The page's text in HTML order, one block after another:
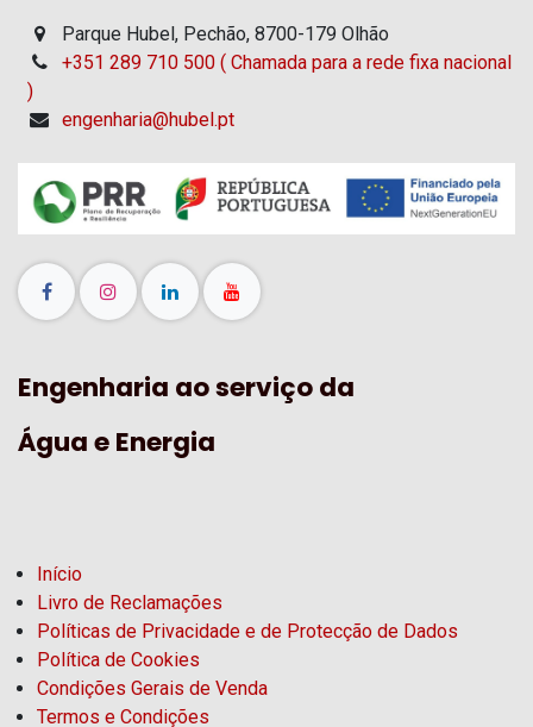
Parque Hubel, Pechão, 8700-179 Olhão
+351 289 710 500 ( Chamada para a rede fixa nacional
)
engenharia@hubel.pt
Engenharia ao serviço da
Água e Energia
Início
Livro de Reclamações
Políticas de Privacidade e de Protecção de Dados
Política de Cookies
Condições Gerais de Venda
Termos e Condições